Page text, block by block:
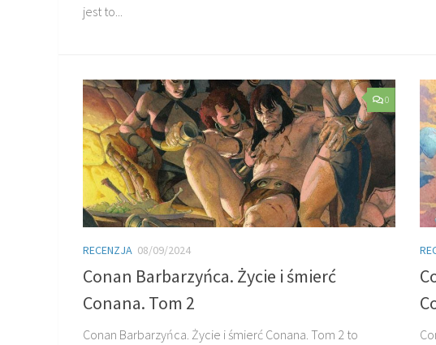
jest to...
0
RECENZJA 08/09/2024
Conan Barbarzyńca. Życie i śmierć
Conana. Tom 2
Conan Barbarzyńca. Życie i śmierć Conana. Tom 2 to